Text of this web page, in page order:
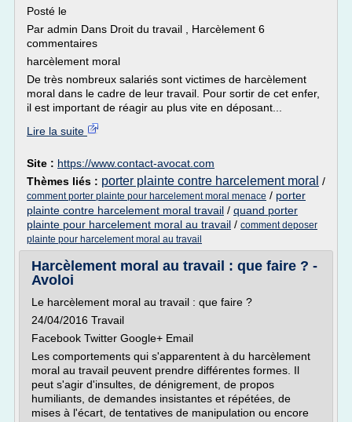
Posté le
Par admin Dans Droit du travail , Harcèlement 6
commentaires
harcèlement moral
De très nombreux salariés sont victimes de harcèlement
moral dans le cadre de leur travail. Pour sortir de cet enfer,
il est important de réagir au plus vite en déposant...
Lire la suite
Site : https://www.contact-avocat.com
Thèmes liés : porter plainte contre harcelement moral /
comment porter plainte pour harcelement moral menace / porter
plainte contre harcelement moral travail / quand porter
plainte pour harcelement moral au travail / comment deposer
plainte pour harcelement moral au travail
Harcèlement moral au travail : que faire ? -
Avoloi
Le harcèlement moral au travail : que faire ?
24/04/2016 Travail
Facebook Twitter Google+ Email
Les comportements qui s'apparentent à du harcèlement
moral au travail peuvent prendre différentes formes. Il
peut s'agir d'insultes, de dénigrement, de propos
humiliants, de demandes insistantes et répétées, de
mises à l'écart, de tentatives de manipulation ou encore